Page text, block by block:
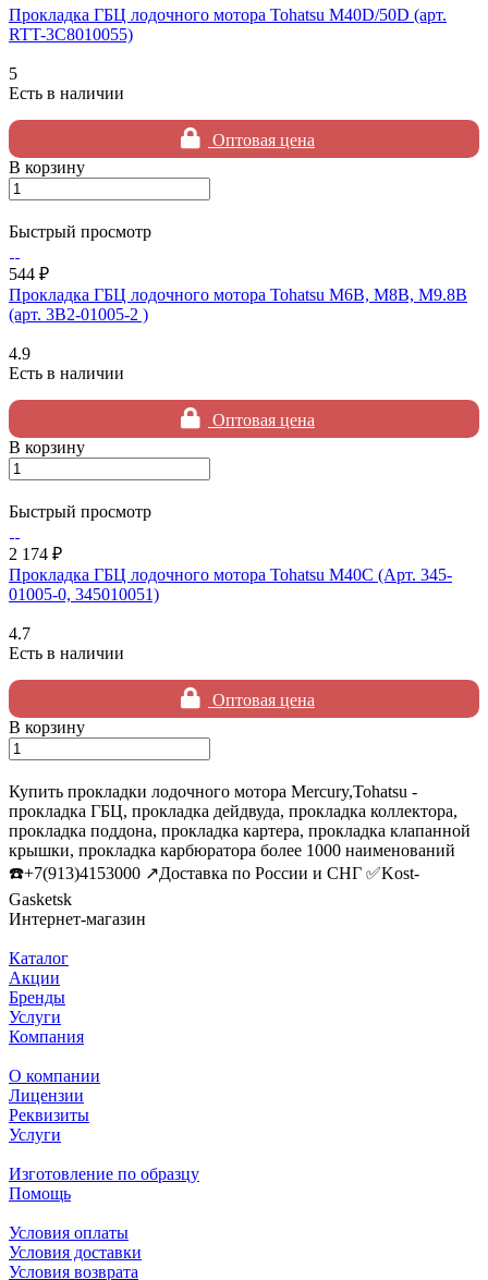
Прокладка ГБЦ лодочного мотора Tohatsu M40D/50D (арт.
RTT-3C8010055)
5
Есть в наличии
Оптовая цена
В корзину
Быстрый просмотр
544 ₽
Прокладка ГБЦ лодочного мотора Tohatsu M6B, M8B, M9.8B
(арт. 3B2-01005-2 )
4.9
Есть в наличии
Оптовая цена
В корзину
Быстрый просмотр
2 174 ₽
Прокладка ГБЦ лодочного мотора Tohatsu M40C (Арт. 345-
01005-0, 345010051)
4.7
Есть в наличии
Оптовая цена
В корзину
Купить прокладки лодочного мотора Mercury,Tohatsu -
прокладка ГБЦ, прокладка дейдвуда, прокладка коллектора,
прокладка поддона, прокладка картера, прокладка клапанной
крышки, прокладка карбюратора более 1000 наименований
☎️+7(913)4153000 ↗️Доставка по России и СНГ ✅Kost-
Gasketsk
Интернет-магазин
Каталог
Акции
Бренды
Услуги
Компания
О компании
Лицензии
Реквизиты
Услуги
Изготовление по образцу
Помощь
Условия оплаты
Условия доставки
Условия возврата